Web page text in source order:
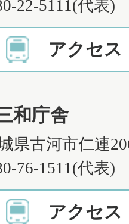
22-5111(代表)
アクセス
和庁舎
県古河市仁連
76-1511(代表)
アクセス